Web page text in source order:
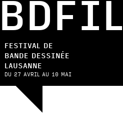
FESTIVAL DE
BANDE DESSINÉE
LAUSANNE
DU 27 AVRIL AU 10 MAI